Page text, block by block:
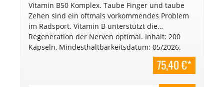
Vitamin B50 Komplex. Taube Finger und taube
Zehen sind ein oftmals vorkommendes Problem
im Radsport. Vitamin B unterstützt die
Regeneration der Nerven optimal. Inhalt: 200
Kapseln, Mindesthaltbarkeitsdatum: 05/2026.
75,40 €*